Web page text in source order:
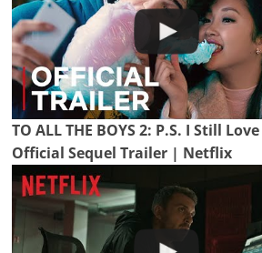
TO ALL THE BOYS 2: P.S. I Still
Official Sequel Trailer | Netflix